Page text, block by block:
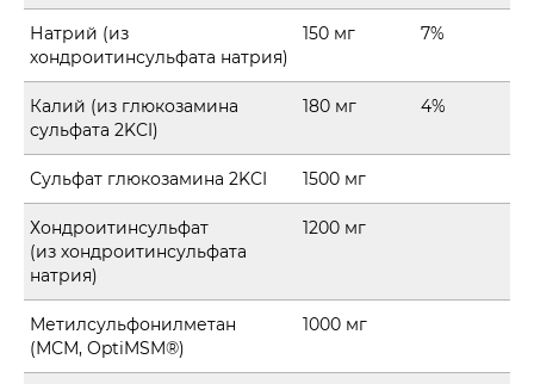
Натрий (из
хондроитинсульфата натрия)
150 мг 7%
Калий (из глюкозамина
сульфата 2KCI)
180 мг 4%
Сульфат глюкозамина 2KCI 1500 мг
Хондроитинсульфат
(из хондроитинсульфата
натрия)
1200 мг
Метилсульфонилметан
(МСМ, OptiMSM®)
1000 мг